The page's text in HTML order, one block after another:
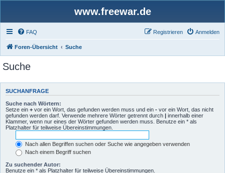
www.freewar.de
FAQ Anmelden
Registrieren
Foren-Übersicht Suche
Suche
SUCHANFRAGE
Suche nach Wörtern:
Setze ein + vor ein Wort, das gefunden werden muss und ein - vor ein Wort, das nicht
gefunden werden darf. Verwende mehrere Wörter getrennt durch | innerhalb einer
Klammer, wenn nur eines der Wörter gefunden werden muss. Benutze ein * als
Platzhalter für teilweise Übereinstimmungen.
Nach allen Begriffen suchen oder Suche wie angegeben verwenden
Nach einem Begriff suchen
Zu suchender Autor:
Benutze ein * als Platzhalter für teilweise Übereinstimmungen.